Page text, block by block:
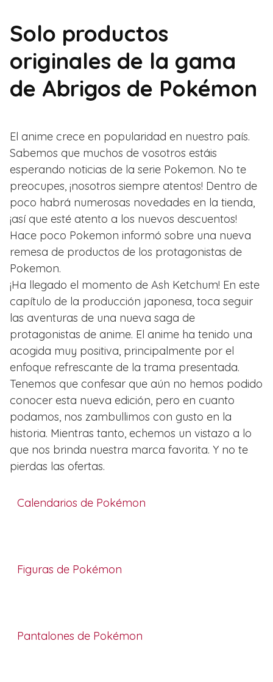
Solo productos
originales de la gama
de Abrigos de Pokémon
El anime crece en popularidad en nuestro país.
Sabemos que muchos de vosotros estáis
esperando noticias de la serie Pokemon. No te
preocupes, ¡nosotros siempre atentos! Dentro de
poco habrá numerosas novedades en la tienda,
¡así que esté atento a los nuevos descuentos!
Hace poco Pokemon informó sobre una nueva
remesa de productos de los protagonistas de
Pokemon.
¡Ha llegado el momento de Ash Ketchum! En este
capítulo de la producción japonesa, toca seguir
las aventuras de una nueva saga de
protagonistas de anime. El anime ha tenido una
acogida muy positiva, principalmente por el
enfoque refrescante de la trama presentada.
Tenemos que confesar que aún no hemos podido
conocer esta nueva edición, pero en cuanto
podamos, nos zambullimos con gusto en la
historia. Mientras tanto, echemos un vistazo a lo
que nos brinda nuestra marca favorita. Y no te
pierdas las ofertas.
Calendarios de Pokémon
Figuras de Pokémon
Pantalones de Pokémon